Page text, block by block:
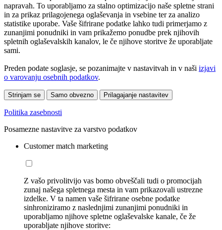
napravah. To uporabljamo za stalno optimizacijo naše spletne strani
in za prikaz prilagojenega oglaševanja in vsebine ter za analizo
statistike uporabe. Vaše šifrirane podatke lahko tudi primerjamo z
zunanjimi ponudniki in vam prikažemo ponudbe prek njihovih
spletnih oglaševalskih kanalov, le če njihove storitve že uporabljate
sami.
Preden podate soglasje, se pozanimajte v nastavitvah in v naši izjavi
o varovanju osebnih podatkov.
Strinjam se Samo obvezno Prilagajanje nastavitev
Politika zasebnosti
Posamezne nastavitve za varstvo podatkov
Customer match marketing
Z vašo privolitvijo vas bomo obveščali tudi o promocijah
zunaj našega spletnega mesta in vam prikazovali ustrezne
izdelke. V ta namen vaše šifrirane osebne podatke
sinhroniziramo z naslednjimi zunanjimi ponudniki in
uporabljamo njihove spletne oglaševalske kanale, če že
uporabljate njihove storitve: